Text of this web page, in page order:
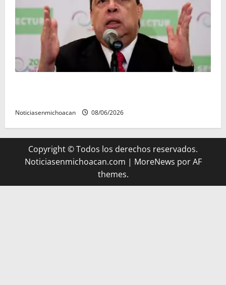
Noticiasenmichoacan 08/06/2026
Copyright © Todos los derechos reservados.
Noticiasenmichoacan.com | MoreNews por AF
themes.